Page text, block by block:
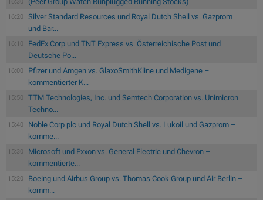
16:20
Silver Standard Resources und Royal Dutch Shell vs. Gazprom
und Bar...
16:10
FedEx Corp und TNT Express vs. Österreichische Post und
Deutsche Po...
16:00
Pfizer und Amgen vs. GlaxoSmithKline und Medigene –
kommentierter K...
15:50
TTM Technologies, Inc. und Semtech Corporation vs. Unimicron
Techno...
15:40
Noble Corp plc und Royal Dutch Shell vs. Lukoil und Gazprom –
komme...
15:30
Microsoft und Exxon vs. General Electric und Chevron –
kommentierte...
15:20
Boeing und Airbus Group vs. Thomas Cook Group und Air Berlin –
komm...